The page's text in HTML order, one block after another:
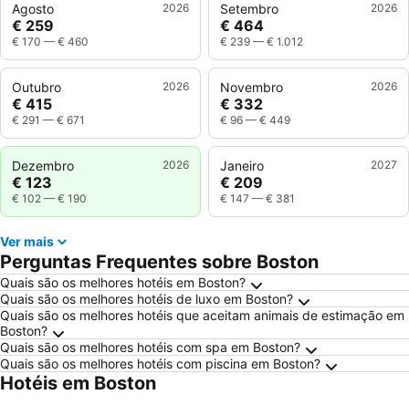
Agosto 2026
€ 259
€ 170 — € 460
Setembro 2026
€ 464
€ 239 — € 1.012
Outubro 2026
€ 415
€ 291 — € 671
Novembro 2026
€ 332
€ 96 — € 449
Dezembro 2026
€ 123
€ 102 — € 190
Janeiro 2027
€ 209
€ 147 — € 381
Ver mais
Perguntas Frequentes sobre Boston
Quais são os melhores hotéis em Boston?
Quais são os melhores hotéis de luxo em Boston?
Quais são os melhores hotéis que aceitam animais de estimação em
Boston?
Quais são os melhores hotéis com spa em Boston?
Quais são os melhores hotéis com piscina em Boston?
Hotéis em Boston